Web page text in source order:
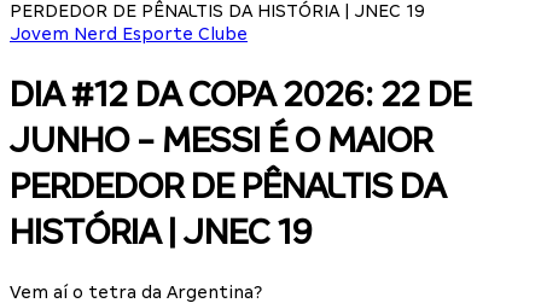
PERDEDOR DE PÊNALTIS DA HISTÓRIA | JNEC 19
Jovem Nerd Esporte Clube
DIA #12 DA COPA 2026: 22 DE
JUNHO - MESSI É O MAIOR
PERDEDOR DE PÊNALTIS DA
HISTÓRIA | JNEC 19
Vem aí o tetra da Argentina?